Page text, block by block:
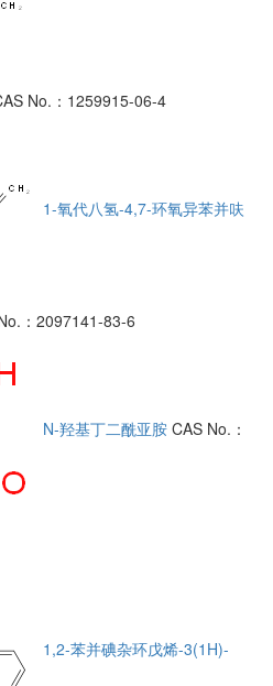
No.：1259915-06-4
1-氧代八氢-4,7-环氧异苯并呋
：2097141-83-6
N-羟基丁二酰亚胺 CAS No.：
1,2-苯并碘杂环戊烯-3(1H)-